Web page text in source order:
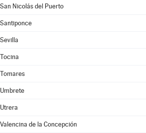
San Nicolás del Puerto
Santiponce
Sevilla
Tocina
Tomares
Umbrete
Utrera
Valencina de la Concepción